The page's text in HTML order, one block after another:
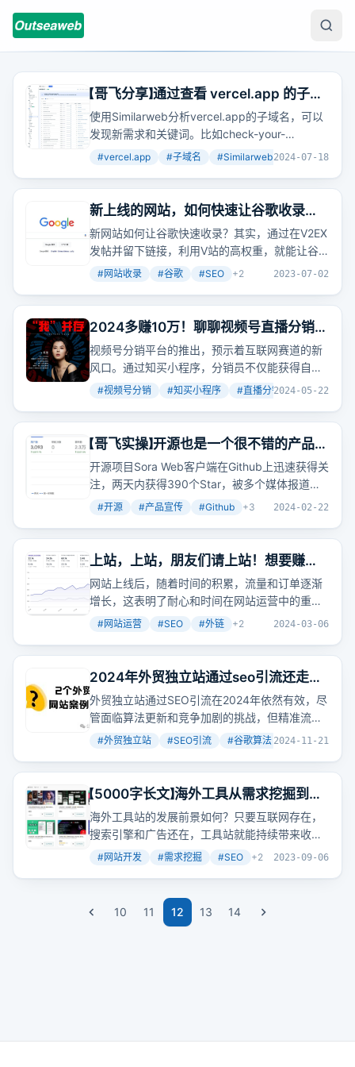
【哥飞分享】通过查看 vercel.app 的子域
名发现新需求、新关键词
使用Similarweb分析vercel.app的子域名，可以
发现新需求和关键词。比如check-your-
khodam.vercel.app，虽然网站打不开，但关键
#vercel.app #子域名 #Similarweb +3
2024-07-18
新上线的网站，如何快速让谷歌收录？
做网站为什么要生成几十万个页面？
新网站如何让谷歌快速收录？其实，通过在V2EX
发帖并留下链接，利用V站的高权重，就能让谷
歌快速发现并收录你的页面。但为何要生成数十
URL参数显示不同内容，以此来覆盖更多关键
词，吸引搜索引擎流量。
#网站收录 #谷歌 #SEO +2 2023-07-02
2024多赚10万！聊聊视频号直播分销与
知买小程序这件大事
视频号分销平台的推出，预示着互联网赛道的新
风口。通过知买小程序，分销员不仅能获得自购
省钱的优惠，还能通过分享直播间赚取佣金。平
分销员提供丰富的商品资源。
#视频号分销 #知买小程序 #直播分销 +3
2024-05-22
【哥飞实操】开源也是一个很不错的产品宣
传模式
开源项目Sora Web客户端在Github上迅速获得关
注，两天内获得390个Star，被多个媒体报道，
网站访客过万。开源不仅是一种产品宣传方式，
#开源 #产品宣传 #Github +3 2024-02-22
上站，上站，朋友们请上站！想要赚美
元就多上站！
网站上线后，随着时间的积累，流量和订单逐渐
增长，这表明了耐心和时间在网站运营中的重要
性。
#网站运营 #SEO #外链 +2 2024-03-06
2024年外贸独立站通过seo引流还走得
通吗？2个外贸杂货铺网站案例告诉你！
外贸独立站通过SEO引流在2024年依然有效，尽
管面临算法更新和竞争加剧的挑战，但精准流量
的获取和低成本高回报的长期策略使其成为外贸
#外贸独立站 #SEO引流 #谷歌算法 +2
2024-11-21
【5000字长文】海外工具从需求挖掘到网
站制作全流程让你一篇文章学会
海外工具站的发展前景如何？只要互联网存在，
搜索引擎和广告还在，工具站就能持续带来收
益。关键在于提供真正有用的工具，让用户自发
#网站开发 #需求挖掘 #SEO +2 2023-09-06
10 11 12 13 14